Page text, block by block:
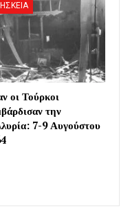
οι Τούρκοι
την
7-9 Αυγούστου